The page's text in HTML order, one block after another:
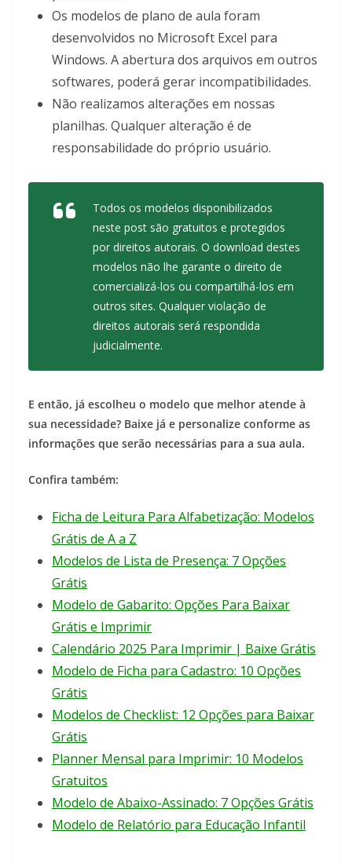
Os modelos de plano de aula foram
desenvolvidos no Microsoft Excel para
Windows. A abertura dos arquivos em outros
softwares, poderá gerar incompatibilidades.
Não realizamos alterações em nossas
planilhas. Qualquer alteração é de
responsabilidade do próprio usuário.
Todos os modelos disponibilizados
neste post são gratuitos e protegidos
por direitos autorais. O download destes
modelos não lhe garante o direito de
comercializá-los ou compartilhá-los em
outros sites. Qualquer violação de
direitos autorais será respondida
judicialmente.
E então, já escolheu o modelo que melhor atende à
sua necessidade? Baixe já e personalize conforme as
informações que serão necessárias para a sua aula.
Confira também:
Ficha de Leitura Para Alfabetização: Modelos
Grátis de A a Z
Modelos de Lista de Presença: 7 Opções
Grátis
Modelo de Gabarito: Opções Para Baixar
Grátis e Imprimir
Calendário 2025 Para Imprimir | Baixe Grátis
Modelo de Ficha para Cadastro: 10 Opções
Grátis
Modelos de Checklist: 12 Opções para Baixar
Grátis
Planner Mensal para Imprimir: 10 Modelos
Gratuitos
Modelo de Abaixo-Assinado: 7 Opções Grátis
Modelo de Relatório para Educação Infantil